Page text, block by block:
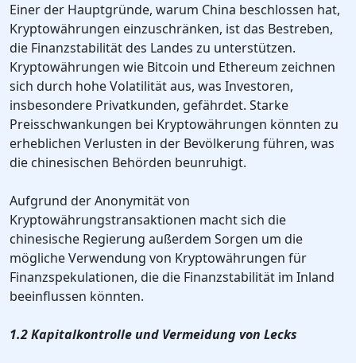
Einer der Hauptgründe, warum China beschlossen hat,
Kryptowährungen einzuschränken, ist das Bestreben,
die Finanzstabilität des Landes zu unterstützen.
Kryptowährungen wie Bitcoin und Ethereum zeichnen
sich durch hohe Volatilität aus, was Investoren,
insbesondere Privatkunden, gefährdet. Starke
Preisschwankungen bei Kryptowährungen könnten zu
erheblichen Verlusten in der Bevölkerung führen, was
die chinesischen Behörden beunruhigt.
Aufgrund der Anonymität von
Kryptowährungstransaktionen macht sich die
chinesische Regierung außerdem Sorgen um die
mögliche Verwendung von Kryptowährungen für
Finanzspekulationen, die die Finanzstabilität im Inland
beeinflussen könnten.
1.2 Kapitalkontrolle und Vermeidung von Lecks